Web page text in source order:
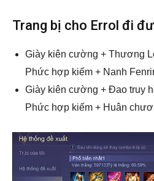
Trang bị cho Errol đi
Giày kiên cường + Thương
Phức hợp kiếm + Nanh
Giày kiên cường + Đao truy
Phức hợp kiếm + Huân